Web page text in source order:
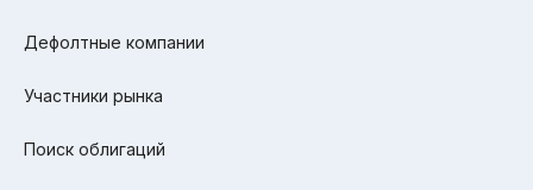
Дефолтные компании
Участники рынка
Поиск облигаций